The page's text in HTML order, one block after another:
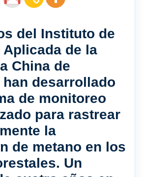
del Instituto de
de la
China de
desarrollado
de monitoreo
para rastrear
la
de metano en los
Un